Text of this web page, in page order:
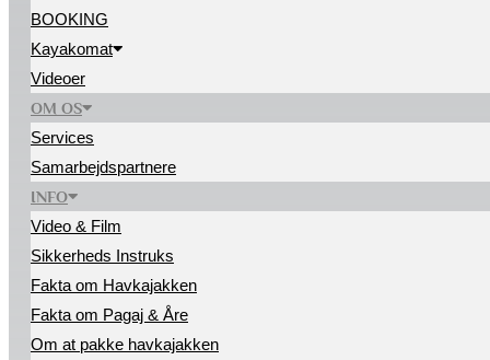
BOOKING
Kayakomat
Videoer
OM OS
Services
Samarbejdspartnere
INFO
Video & Film
Sikkerheds Instruks
Fakta om Havkajakken
Fakta om Pagaj & Åre
Om at pakke havkajakken